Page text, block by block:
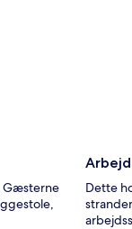
Gæsterne
Dette